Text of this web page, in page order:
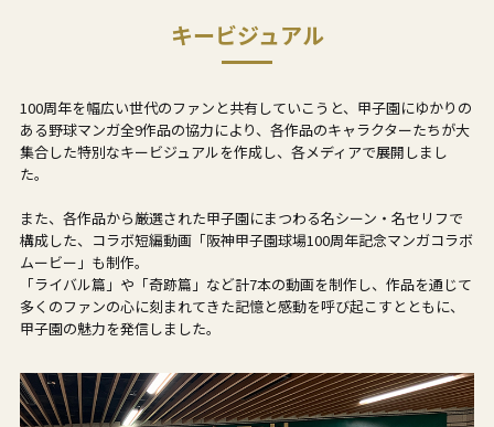
キービジュアル
100周年を幅広い世代のファンと共有していこうと、甲子園にゆかりの
ある野球マンガ全9作品の協力により、各作品のキャラクターたちが大
集合した特別なキービジュアルを作成し、各メディアで展開しまし
た。
また、各作品から厳選された甲子園にまつわる名シーン・名セリフで
構成した、コラボ短編動画「阪神甲子園球場100周年記念マンガコラボ
ムービー」も制作。
「ライバル篇」や「奇跡篇」など計7本の動画を制作し、作品を通じて
多くのファンの心に刻まれてきた記憶と感動を呼び起こすとともに、
甲子園の魅力を発信しました。